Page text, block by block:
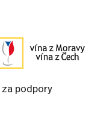
podpory